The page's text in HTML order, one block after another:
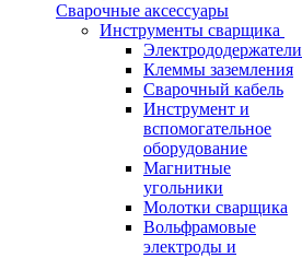
Сварочные аксессуары
Инструменты сварщика
Электрододержатели
Клеммы заземления
Сварочный кабель
Инструмент и
вспомогательное
оборудование
Магнитные
угольники
Молотки сварщика
Вольфрамовые
электроды и